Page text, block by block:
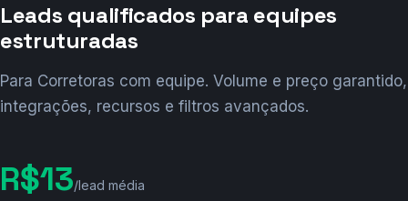
Leads qualificados para equipes
estruturadas
Para Corretoras com equipe. Volume e preço garantido,
integrações, recursos e filtros avançados.
R$13/lead média